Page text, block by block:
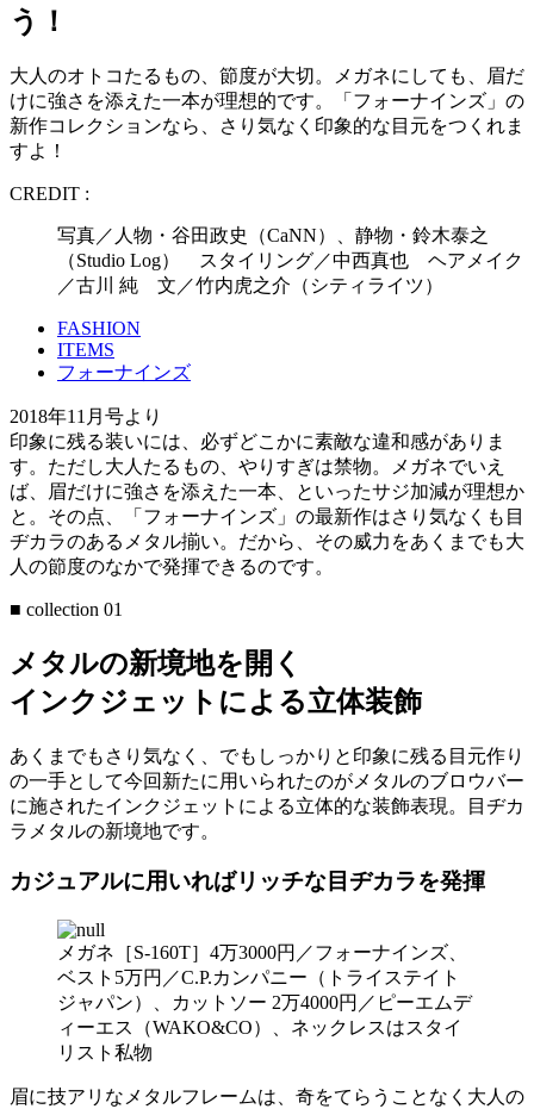
う！
大人のオトコたるもの、節度が大切。メガネにしても、眉だ
けに強さを添えた一本が理想的です。「フォーナインズ」の
新作コレクションなら、さり気なく印象的な目元をつくれま
すよ！
CREDIT :
写真／人物・谷田政史（CaNN）、静物・鈴木泰之
（Studio Log） スタイリング／中西真也 ヘアメイク
／古川 純 文／竹内虎之介（シティライツ）
FASHION
ITEMS
フォーナインズ
2018年11月号より
印象に残る装いには、必ずどこかに素敵な違和感がありま
す。ただし大人たるもの、やりすぎは禁物。メガネでいえ
ば、眉だけに強さを添えた一本、といったサジ加減が理想か
と。その点、「フォーナインズ」の最新作はさり気なくも目
ヂカラのあるメタル揃い。だから、その威力をあくまでも大
人の節度のなかで発揮できるのです。
■ collection 01
メタルの新境地を開く
インクジェットによる立体装飾
あくまでもさり気なく、でもしっかりと印象に残る目元作り
の一手として今回新たに用いられたのがメタルのブロウバー
に施されたインクジェットによる立体的な装飾表現。目ヂカ
ラメタルの新境地です。
カジュアルに用いればリッチな目ヂカラを発揮
メガネ［S-160T］4万3000円／フォーナインズ、
ベスト5万円／C.P.カンパニー（トライステイト
ジャパン）、カットソー 2万4000円／ピーエムデ
ィーエス（WAKO&CO）、ネックレスはスタイ
リスト私物
眉に技アリなメタルフレームは、奇をてらうことなく大人の